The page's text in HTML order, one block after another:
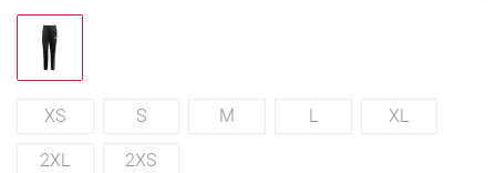
XS S M L XL
2XL 2XS